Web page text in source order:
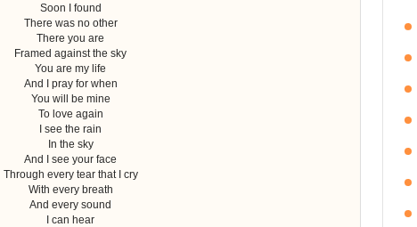
Soon I found
There was no other
There you are
Framed against the sky
You are my life
And I pray for when
You will be mine
To love again
I see the rain
In the sky
And I see your face
Through every tear that I cry
With every breath
And every sound
I can hear